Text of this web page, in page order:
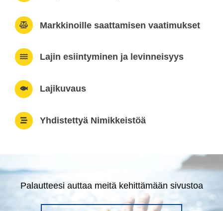
Markkinoille saattamisen vaatimukset
Lajin esiintyminen ja levinneisyys
Lajikuvaus
Yhdistettyä Nimikkeistöä
Palautteesi auttaa meitä kehittämään sivustoa